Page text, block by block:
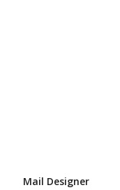
Mail Designer